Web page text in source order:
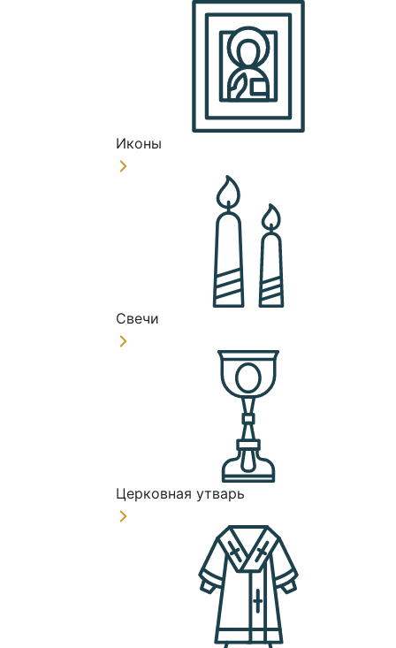
Иконы
Свечи
Церковная утварь